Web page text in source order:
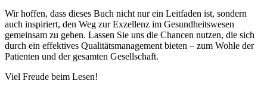
Wir hoffen, dass dieses Buch nicht nur ein Leitfaden ist, sondern
auch inspiriert, den Weg zur Exzellenz im Gesundheitswesen
gemeinsam zu gehen. Lassen Sie uns die Chancen nutzen, die sich
durch ein effektives Qualitätsmanagement bieten – zum Wohle der
Patienten und der gesamten Gesellschaft.
Viel Freude beim Lesen!